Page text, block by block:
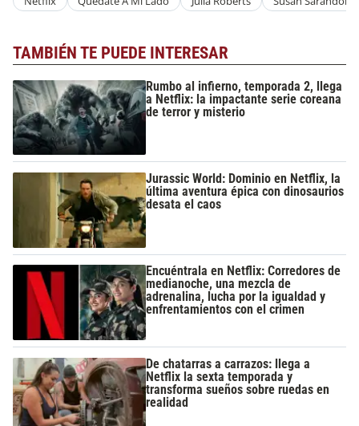
TAMBIÉN TE PUEDE INTERESAR
Rumbo al infierno, temporada 2, llega
a Netflix: la impactante serie coreana
de terror y misterio
Jurassic World: Dominio en Netflix, la
última aventura épica con dinosaurios
desata el caos
Encuéntrala en Netflix: Corredores de
medianoche, una mezcla de
adrenalina, lucha por la igualdad y
enfrentamientos con el crimen
De chatarras a carrazos: llega a
Netflix la sexta temporada y
transforma sueños sobre ruedas en
realidad